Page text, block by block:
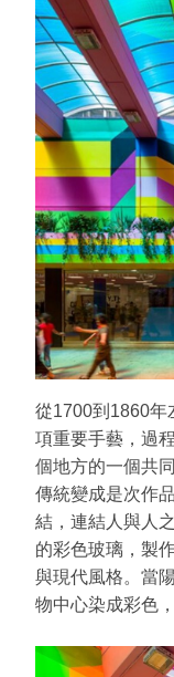
從1700到1860年
項重要手藝，過
個地方的一個共
傳統變成是次作
結，連結人與人
的彩色玻璃，製
與現代風格。當
物中心染成彩色